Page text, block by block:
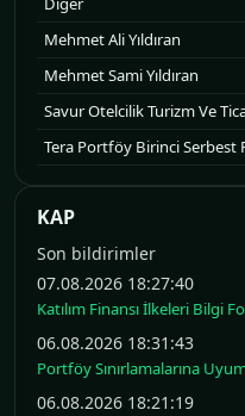
Mehmet Ali Yıldıran
Mehmet Sami Yıldıran
Savur Otelcilik Turizm Ve
Tera Portföy Birinci Serbest
KAP
Son bildirimler
07.08.2026 18:27:40
Katılım Finansı İlkeleri Bilgi
06.08.2026 18:31:43
Portföy Sınırlamalarına
06.08.2026 18:21:19